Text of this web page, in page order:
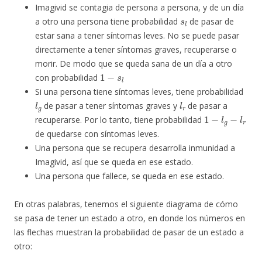
Imagivid se contagia de persona a persona, y de un día
a otro una persona tiene probabilidad
sl
de pasar de
estar sana a tener síntomas leves. No se puede pasar
directamente a tener síntomas graves, recuperarse o
morir. De modo que se queda sana de un día a otro
con probabilidad
1− sl
Si una persona tiene síntomas leves, tiene probabilidad
lg
de pasar a tener síntomas graves y
lr
de pasar a
recuperarse. Por lo tanto, tiene probabilidad
1−l g−
de quedarse con síntomas leves.
Una persona que se recupera desarrolla inmunidad a
Imagivid, así que se queda en ese estado.
Una persona que fallece, se queda en ese estado.
En otras palabras, tenemos el siguiente diagrama de cómo
se pasa de tener un estado a otro, en donde los números en
las flechas muestran la probabilidad de pasar de un estado a
otro: